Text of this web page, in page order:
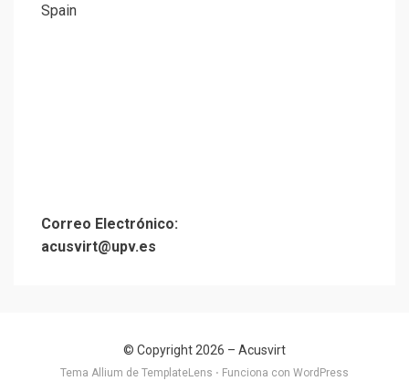
Spain
Correo Electrónico:
acusvirt@upv.es
© Copyright 2026 – Acusvirt
Tema Allium de TemplateLens ⋅ Funciona con WordPress